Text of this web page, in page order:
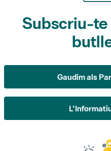
Gaudim als